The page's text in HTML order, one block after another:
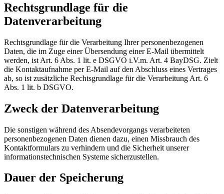
Rechtsgrundlage für die
Datenverarbeitung
Rechtsgrundlage für die Verarbeitung Ihrer personenbezogenen
Daten, die im Zuge einer Übersendung einer E-Mail übermittelt
werden, ist Art. 6 Abs. 1 lit. e DSGVO i.V.m. Art. 4 BayDSG. Zielt
die Kontaktaufnahme per E-Mail auf den Abschluss eines Vertrages
ab, so ist zusätzliche Rechtsgrundlage für die Verarbeitung Art. 6
Abs. 1 lit. b DSGVO.
Zweck der Datenverarbeitung
Die sonstigen während des Absendevorgangs verarbeiteten
personenbezogenen Daten dienen dazu, einen Missbrauch des
Kontaktformulars zu verhindern und die Sicherheit unserer
informationstechnischen Systeme sicherzustellen.
Dauer der Speicherung